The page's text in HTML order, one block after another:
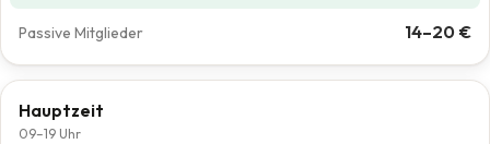
14–20 €
Hauptzeit
09–19 Uhr